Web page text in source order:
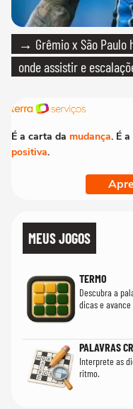
→ Grêmio x São Paulo
onde assistir e
É a carta da mudança. É
positiva.
MEUS JOGOS
TERMO
Descubra a
dicas e
PALAVRAS
Interprete as
ritmo.